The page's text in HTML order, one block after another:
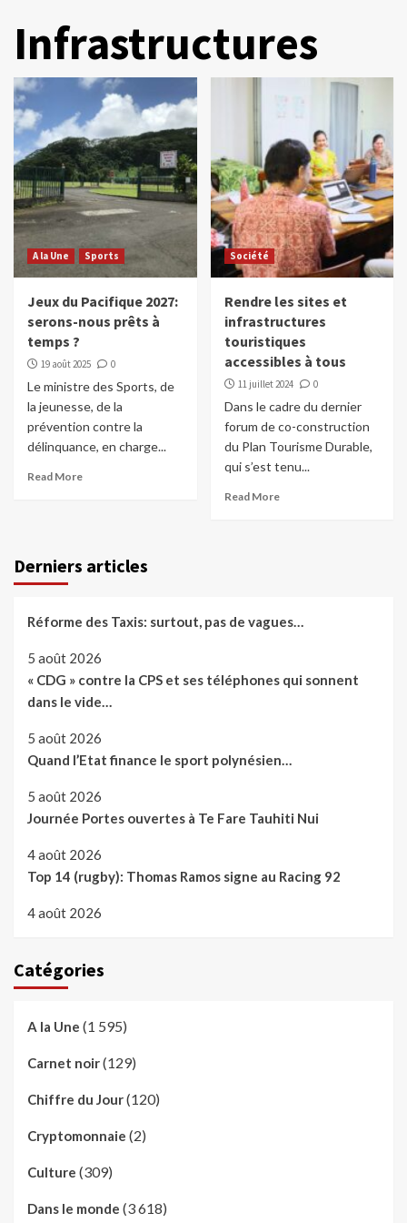
Infrastructures
A la Une Sports
Jeux du Pacifique 2027:
serons-nous prêts à
temps ?
19 août 2025 0
Le ministre des Sports, de
la jeunesse, de la
prévention contre la
délinquance, en charge...
Read More
Société
Rendre les sites et
infrastructures
touristiques
accessibles à tous
11 juillet 2024 0
Dans le cadre du dernier
forum de co-construction
du Plan Tourisme Durable,
qui s’est tenu...
Read More
Derniers articles
Réforme des Taxis: surtout, pas de vagues…
5 août 2026
« CDG » contre la CPS et ses téléphones qui sonnent
dans le vide…
5 août 2026
Quand l’Etat finance le sport polynésien…
5 août 2026
Journée Portes ouvertes à Te Fare Tauhiti Nui
4 août 2026
Top 14 (rugby): Thomas Ramos signe au Racing 92
4 août 2026
Catégories
A la Une (1 595)
Carnet noir(129)
Chiffre du Jour(120)
Cryptomonnaie (2)
Culture (309)
Dans le monde (3 618)